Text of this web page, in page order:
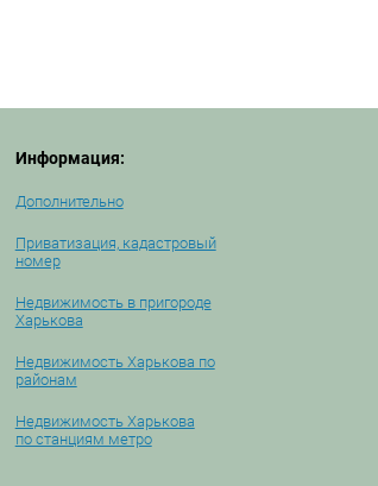
Информация:
Дополнительно
Приватизация, кадастровый
номер
Недвижимость в пригороде
Харькова
Недвижимость Харькова по
районам
Недвижимость Харькова
по станциям метро